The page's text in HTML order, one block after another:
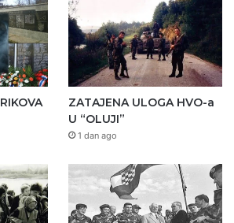
ZATAJENA ULOGA HVO-a
U “OLUJI”
1 dan ago